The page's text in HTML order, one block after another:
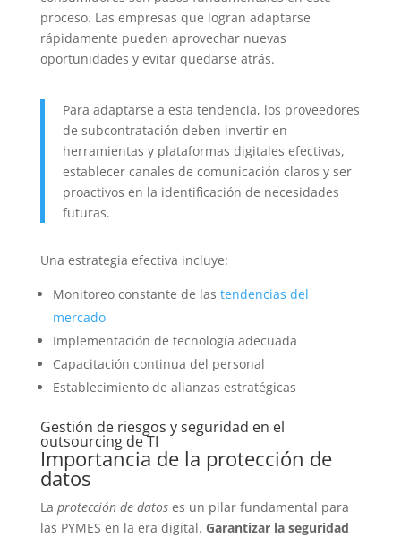
proceso. Las empresas que logran adaptarse
rápidamente pueden aprovechar nuevas
oportunidades y evitar quedarse atrás.
Para adaptarse a esta tendencia, los proveedores
de subcontratación deben invertir en
herramientas y plataformas digitales efectivas,
establecer canales de comunicación claros y ser
proactivos en la identificación de necesidades
futuras.
Una estrategia efectiva incluye:
Monitoreo constante de las tendencias del
mercado
Implementación de tecnología adecuada
Capacitación continua del personal
Establecimiento de alianzas estratégicas
Gestión de riesgos y seguridad en el
outsourcing de TI
Importancia de la protección de
datos
La protección de datoses un pilar fundamental para
las PYMES en la era digital. Garantizar la seguridad